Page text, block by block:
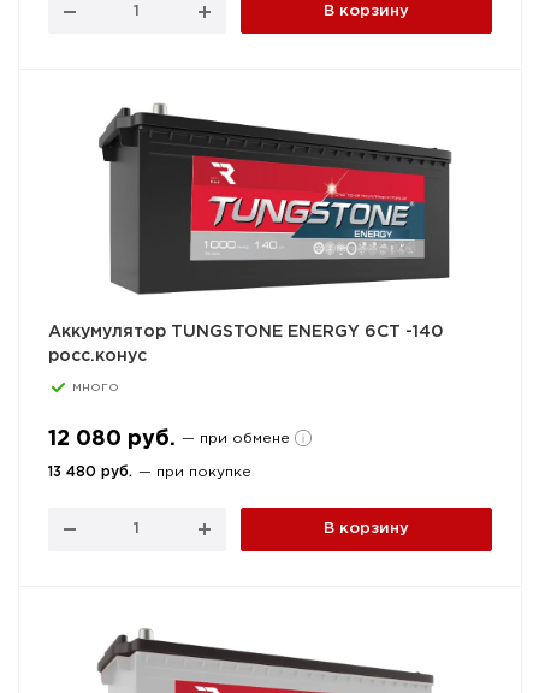
В корзину
Аккумулятор TUNGSTONE ENERGY 6СТ -140
росс.конус
много
12 080 руб. — при обмене
13 480 руб. — при покупке
В корзину